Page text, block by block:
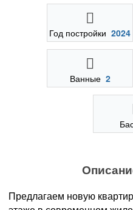
Год постройки 2024
Ванные 2
Предлагаем новую